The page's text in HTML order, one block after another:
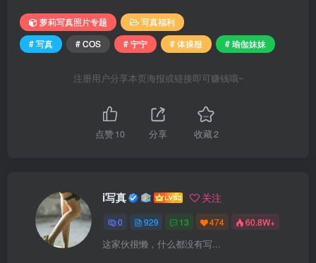
萝莉写真照片专题
写真福利
# 写真
# COS # 宁宁 # 体操服 # 瑜伽妹妹
注册用户分享本页海报或链接即可赚钱哦~
点赞10 分享 收藏2
i写真 关注
0 929 13 474 60.8W+
这家伙很懒，什么都没有写...